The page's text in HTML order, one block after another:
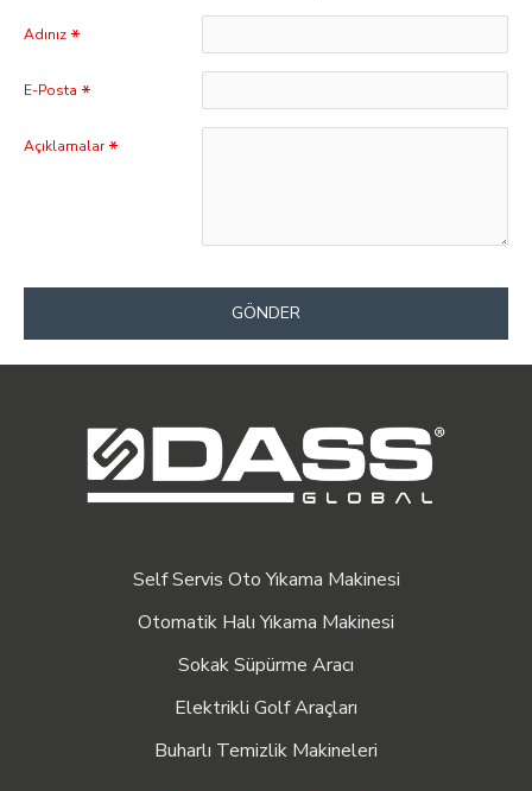
Adınız
E-Posta
Açıklamalar
GÖNDER
Self Servis Oto Yıkama Makinesi
Otomatik Halı Yıkama Makinesi
Sokak Süpürme Aracı
Elektrikli Golf Araçları
Buharlı Temizlik Makineleri